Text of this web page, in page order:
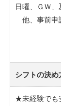
日曜、ＧＷ
他、事前申
シフトの決め
★未経験で